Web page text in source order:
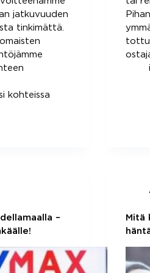
jatkuvuuden
tinkimättä.
kohteissa
–
Mitä